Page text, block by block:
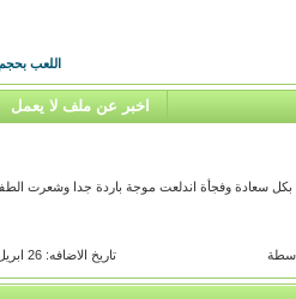
اخبر عن ملف لا يعمل
بكل سعادة وفجأة اندلعت موجة باردة جدا وشعرت
تاريخ الاضافه: 26 ابريل 2014